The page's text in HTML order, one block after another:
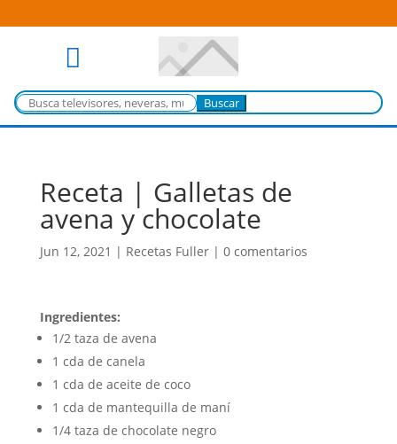

Buscar:
Receta | Galletas de
avena y chocolate
Jun 12, 2021 | Recetas Fuller| 0 comentarios
Ingredientes:
1/2 taza de avena
1 cda de canela
1 cda de aceite de coco
1 cda de mantequilla de maní
1/4 taza de chocolate negro